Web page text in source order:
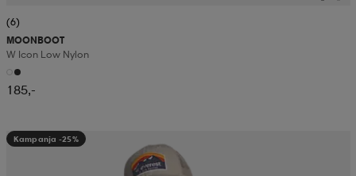
(6)
MOONBOOT
W Icon Low Nylon
185,-
Kampanja -25%